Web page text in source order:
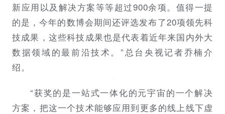
新应用以及解决方案等等超过900余项。值得一提
的是，今年的数博会期间还评选发布了20项领先科
技成果，这些科技成果也是代表着近年来国内外大
数据领域的最前沿技术。”总台央视记者乔楠介
绍。
“获奖的是一站式一体化的元宇宙的一个解决
方案，把这一个技术能够应用到更多的线上线下虚